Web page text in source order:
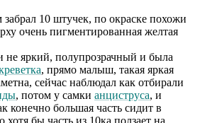
забрал 10 штучек, по окраске похожи
очень пигментированная желтая
не яркий, полупрозрачный и была
, прямо малыш, такая яркая
сейчас наблюдал как отбирали
, потом у самки анциструса, и
конечно большая часть сидит в
хотя бы часть из 10ка ползает на